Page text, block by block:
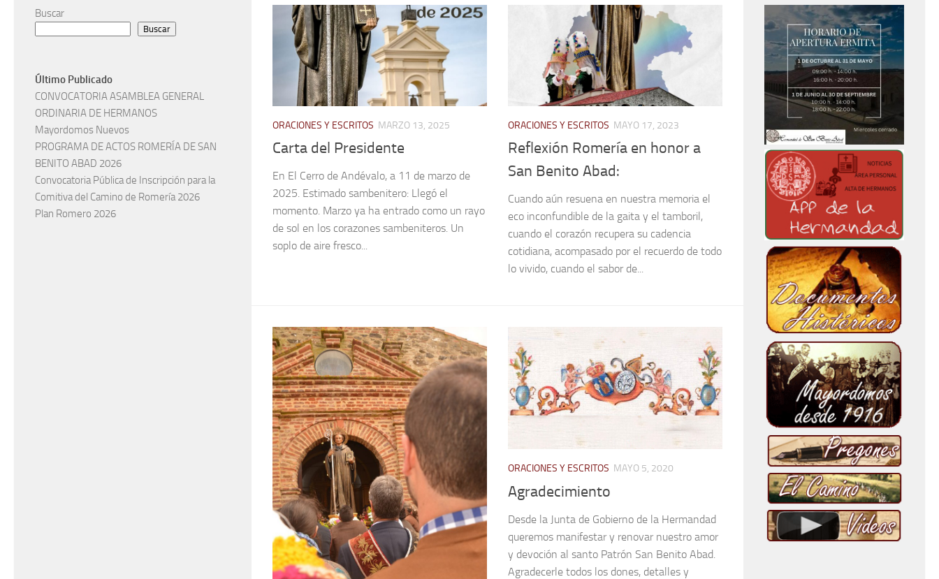
ORACIONES Y ESCRITOS MARZO 13, 2025
Carta del Presidente
En El Cerro de Andévalo, a 11 de marzo de
2025. Estimado sambenitero: Llegó el
momento. Marzo ya ha entrado como un rayo
de sol en los corazones sambeniteros. Un
soplo de aire fresco...
ORACIONES Y ESCRITOS MAYO 17, 2023
Reflexión Romería en honor a
San Benito Abad:
Cuando aún resuena en nuestra memoria el
eco inconfundible de la gaita y el tamboril,
cuando el corazón recupera su cadencia
cotidiana, acompasado por el recuerdo de todo
lo vivido, cuando el sabor de...
ORACIONES Y ESCRITOS MAYO 5, 2020
Agradecimiento
Desde la Junta de Gobierno de la Hermandad
queremos manifestar y renovar nuestro amor
y devoción al santo Patrón San Benito Abad.
Agradecerle todos los dones, detalles y
Buscar
Buscar
Último Publicado
CONVOCATORIA ASAMBLEA GENERAL
ORDINARIA DE HERMANOS
Mayordomos Nuevos
PROGRAMA DE ACTOS ROMERÍA DE SAN
BENITO ABAD 2026
Convocatoria Pública de Inscripción para la
Comitiva del Camino de Romería 2026
Plan Romero 2026